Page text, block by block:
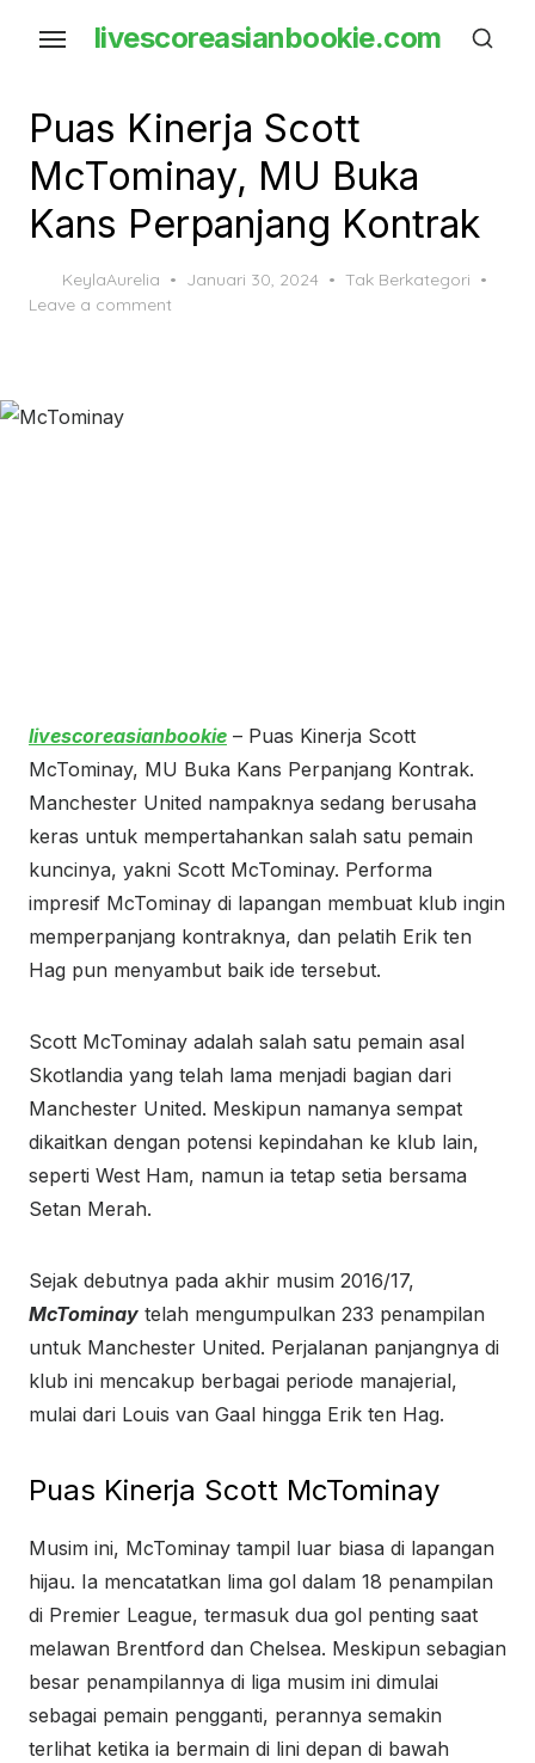
content
livescoreasianbookie.com
Puas Kinerja Scott
McTominay, MU Buka
Kans Perpanjang Kontrak
KeylaAurelia
Posted
Januari 30, 2024
Tak Berkategori
Leave a comment
livescoreasianbookie – Puas Kinerja Scott
McTominay, MU Buka Kans Perpanjang Kontrak.
Manchester United nampaknya sedang berusaha
keras untuk mempertahankan salah satu pemain
kuncinya, yakni Scott McTominay. Performa
impresif McTominay di lapangan membuat klub ingin
memperpanjang kontraknya, dan pelatih Erik ten
Hag pun menyambut baik ide tersebut.
Scott McTominay adalah salah satu pemain asal
Skotlandia yang telah lama menjadi bagian dari
Manchester United. Meskipun namanya sempat
dikaitkan dengan potensi kepindahan ke klub lain,
seperti West Ham, namun ia tetap setia bersama
Setan Merah.
Sejak debutnya pada akhir musim 2016/17,
McTominay telah mengumpulkan 233 penampilan
untuk Manchester United. Perjalanan panjangnya di
klub ini mencakup berbagai periode manajerial,
mulai dari Louis van Gaal hingga Erik ten Hag.
Puas Kinerja Scott McTominay
Musim ini, McTominay tampil luar biasa di lapangan
hijau. Ia mencatatkan lima gol dalam 18 penampilan
di Premier League, termasuk dua gol penting saat
melawan Brentford dan Chelsea. Meskipun sebagian
besar penampilannya di liga musim ini dimulai
sebagai pemain pengganti, perannya semakin
terlihat ketika ia bermain di lini depan di bawah